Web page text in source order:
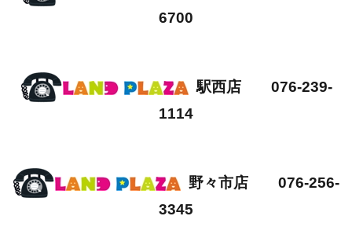
6700
駅西店 076-239-
1114
野々市店 076-256-
3345